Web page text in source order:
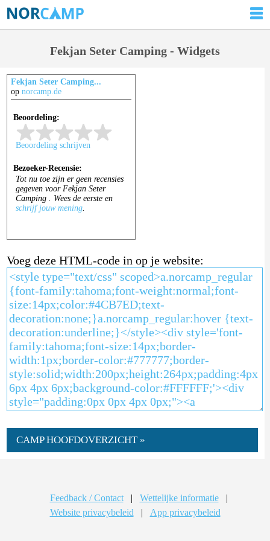
Fekjan Seter Camping - Widgets
Fekjan Seter Camping...
op norcamp.de
Voeg deze HTML-code in op je website:
CAMP HOOFDOVERZICHT »
Feedback / Contact | Wettelijke informatie
|
Website privacybeleid
| App privacybeleid